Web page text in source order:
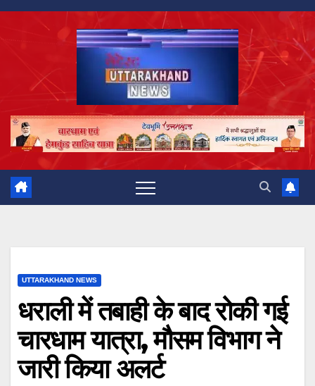
Skip
UTTARAKHAND NEWS
धराली में तबाही के बाद रोकी गई
चारधाम यात्रा, मौसम विभाग ने
जारी किया अलर्ट